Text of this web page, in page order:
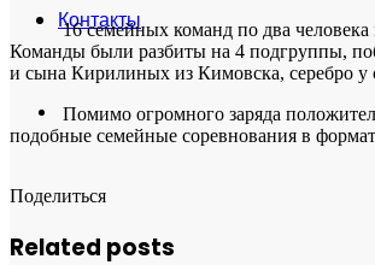
Контакты
16 семейных команд по два человека
Команды были разбиты на 4 подгруппы,
и сына Кирилиных из Кимовска, серебро
Помимо огромного заряда
подобные семейные соревнования в
Поделиться
Related posts